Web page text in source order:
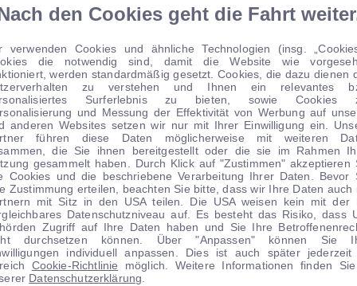
da man sich auf Modelle konzentrierte, die der Markt nicht
Marktanteilen mit sich brachten. Durch die gestiegenen
die größeren, verbrauchsstarken Modelle. Durch ein
Konzern Tata Motors gesundetet das Unternehmen jedoch
dekoriert
Automarke zu einem beliebten Auto im Marktsegment der
zum Auto des Jahres gewählt und sollte nicht das letzte Modell
2007 wird der S-Max von europäischen Journalisten zum Auto
wurden.
Bereits im Jahr 1925 wurde in Berlin das Tochterunternehmen
den Cookies geht die Fahrt
verwenden Cookies und ähnliche Technologien (insg.
die notwendig sind, damit die Website wie
werden standardmäßig gesetzt. Cookies, die dazu dienen
zu verstehen und Ihnen ein relevantes
Surferlebnis zu bieten, sowie Cookies
und Messung der Effektivität von Werbung auf
anderen Websites setzen wir nur mit Ihrer Einwilligung ein.
führen diese Daten möglicherweise mit weiteren
die Sie ihnen bereitgestellt oder die sie im Rahmen
gesammelt haben. Durch Klick auf "Zustimmen" akzeptieren
Cookies und die beschriebene Verarbeitung Ihrer Daten. Bevor
Zustimmung erteilen, beachten Sie bitte, dass wir Ihre Daten auch
mit Sitz in den USA teilen. Die USA weisen kein mit der
Datenschutzniveau auf. Es besteht das Risiko, dass
Zugriff auf Ihre Daten haben und Sie Ihre
durchsetzen können. Über "Anpassen" können Sie
individuell anpassen. Dies ist auch später jederzeit
Cookie-Richtlinie möglich. Weitere Informationen finden
Datenschutzerklärung